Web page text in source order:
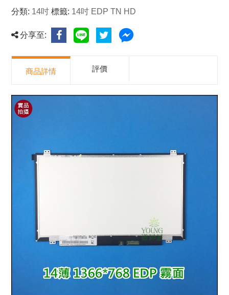
分類: 14吋 標籤: 14吋 EDP TN HD
分享至:
商品詳情 評價